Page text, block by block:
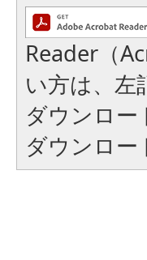
Reader（
い方は、左
ダウンロ
ダウンロ